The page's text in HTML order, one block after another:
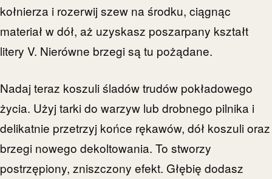
kołnierza i rozerwij szew na środku, ciągnąc
materiał w dół, aż uzyskasz poszarpany kształt
litery V. Nierówne brzegi są tu pożądane.
Nadaj teraz koszuli śladów trudów pokładowego
życia. Użyj tarki do warzyw lub drobnego pilnika i
delikatnie przetrzyj końce rękawów, dół koszuli oraz
brzegi nowego dekoltowania. To stworzy
postrzępiony, zniszczony efekt. Głębię dodasz